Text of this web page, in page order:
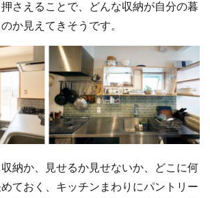
さえることで、どんな収納が自分の暮
か見えてきそうです。
納か、見せるか見せないか、どこに何
ておく、キッチンまわりにパントリー